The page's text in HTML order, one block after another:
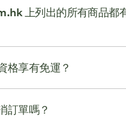
上列出的所有商品都
格享有免運？
訂單嗎？